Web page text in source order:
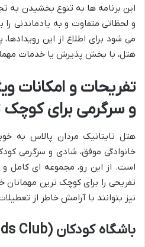
این برنامه ها به تنوع بخشیدن به
و لحظاتی متفاوت و به یادماندنی
می شود برای اطلاع از این
هتل، با بخش پذیرش یا خدمات
تفریحات و امکانات
و سرگرمی برای کوچک
هتل تایتانیک مردان پالاس به
خانوادگی موفق، شادی و سرگرمی
است. از این رو، مجموعه ای کامل و
تفریحی را برای کوچک ترین
نیز بتوانند با آرامش خاطر از
باشگاه کودکان (Kids Club)